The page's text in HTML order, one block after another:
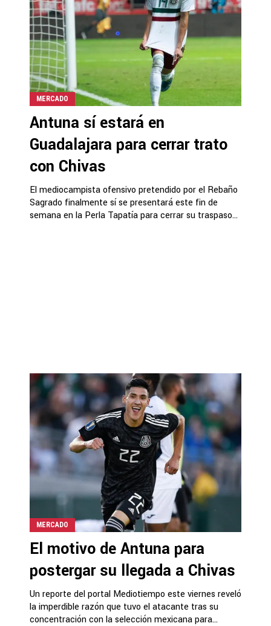
MERCADO
Antuna sí estará en
Guadalajara para cerrar trato
con Chivas
El mediocampista ofensivo pretendido por el Rebaño
Sagrado finalmente sí se presentará este fin de
semana en la Perla Tapatía para cerrar su traspaso...
MERCADO
El motivo de Antuna para
postergar su llegada a Chivas
Un reporte del portal Mediotiempo este viernes reveló
la imperdible razón que tuvo el atacante tras su
concentración con la selección mexicana para...